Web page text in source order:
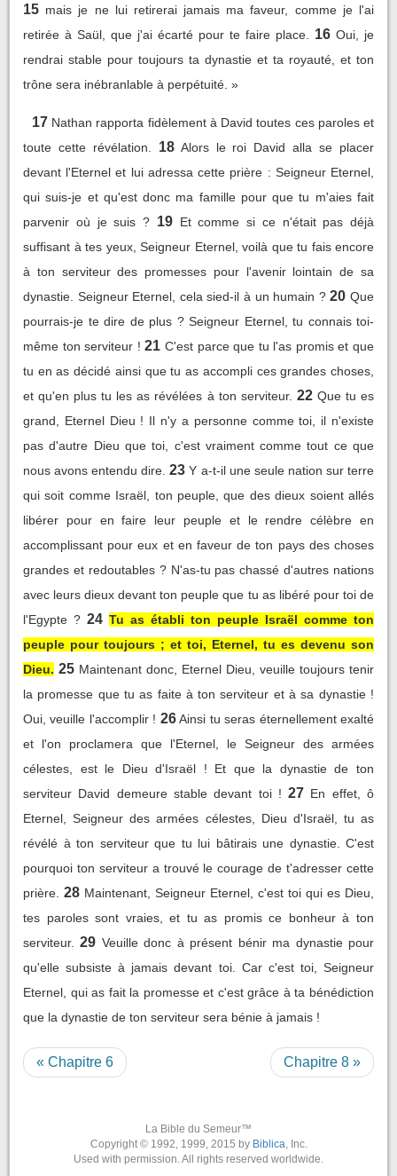
15 mais je ne lui retirerai jamais ma faveur, comme je l'ai
retirée à Saül, que j'ai écarté pour te faire place.
16 Oui, je
rendrai stable pour toujours ta dynastie et ta royauté, et ton
trône sera inébranlable à perpétuité. »
17 Nathan rapporta fidèlement à David toutes ces paroles et
toute cette révélation.
18 Alors le roi David alla se placer
devant l'Eternel et lui adressa cette prière : Seigneur Eternel,
qui suis-je et qu'est donc ma famille pour que tu m'aies fait
parvenir où je suis ? 19 Et comme si ce n'était pas déjà
suffisant à tes yeux, Seigneur Eternel, voilà que tu fais encore
à ton serviteur des promesses pour l'avenir lointain de sa
dynastie. Seigneur Eternel, cela sied-il à un humain ? 20 Que
pourrais-je te dire de plus ? Seigneur Eternel, tu connais toi-
même ton serviteur ! 21 C'est parce que tu l'as promis et que
tu en as décidé ainsi que tu as accompli ces grandes choses,
et qu'en plus tu les as révélées à ton serviteur. 22 Que tu es
grand, Eternel Dieu ! Il n'y a personne comme toi, il n'existe
pas d'autre Dieu que toi, c'est vraiment comme tout ce que
nous avons entendu dire. 23 Y a-t-il une seule nation sur terre
qui soit comme Israël, ton peuple, que des dieux soient allés
libérer pour en faire leur peuple et le rendre célèbre en
accomplissant pour eux et en faveur de ton pays des choses
grandes et redoutables ? N'as-tu pas chassé d'autres nations
avec leurs dieux devant ton peuple que tu as libéré pour toi de
l'Egypte ? 24 Tu as établi ton peuple Israël comme ton
peuple pour toujours ; et toi, Eternel, tu es devenu son
Dieu. 25 Maintenant donc, Eternel Dieu, veuille toujours tenir
la promesse que tu as faite à ton serviteur et à sa dynastie !
Oui, veuille l'accomplir ! 26 Ainsi tu seras éternellement exalté
et l'on proclamera que l'Eternel, le Seigneur des armées
célestes, est le Dieu d'Israël ! Et que la dynastie de ton
serviteur David demeure stable devant toi ! 27 En effet, ô
Eternel, Seigneur des armées célestes, Dieu d'Israël, tu as
révélé à ton serviteur que tu lui bâtirais une dynastie. C'est
pourquoi ton serviteur a trouvé le courage de t'adresser cette
prière. 28 Maintenant, Seigneur Eternel, c'est toi qui es Dieu,
tes paroles sont vraies, et tu as promis ce bonheur à ton
serviteur. 29 Veuille donc à présent bénir ma dynastie pour
qu'elle subsiste à jamais devant toi. Car c'est toi, Seigneur
Eternel, qui as fait la promesse et c'est grâce à ta bénédiction
que la dynastie de ton serviteur sera bénie à jamais !
« Chapitre 6 Chapitre 8 »
La Bible du Semeur™
Copyright © 1992, 1999, 2015 by Biblica, Inc.
Used with permission. All rights reserved worldwide.